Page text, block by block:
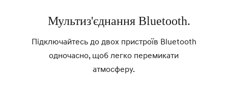
Мультиз'єднання Bluetooth.
Підключайтесь до двох пристроїв Bluetooth
одночасно, щоб легко перемикати
атмосферу.